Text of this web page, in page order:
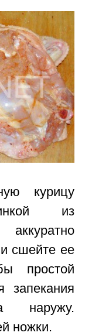
курицу
из
сшейте ее
простой
запекания
наружу.
ножки.